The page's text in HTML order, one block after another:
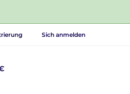
Sich anmelden